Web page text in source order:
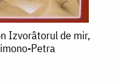
Izvorâtorul de mir,
Petra